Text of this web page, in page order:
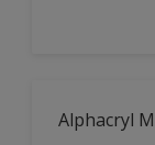
Alphacryl